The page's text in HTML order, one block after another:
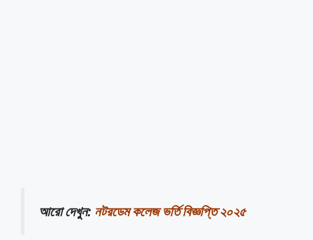
আরো দেখুন: নটরডেম কলেজ ভর্তি বিজ্ঞপ্তি ২০২৫